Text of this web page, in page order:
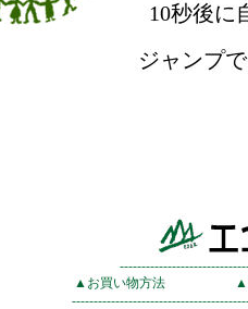
10秒後に
ジャンプ
▲お買い物方法
▲